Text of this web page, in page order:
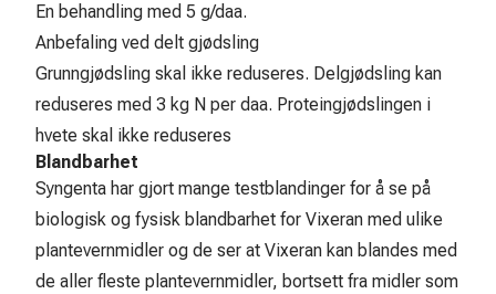
En behandling med 5 g/daa.
Anbefaling ved delt gjødsling
Grunngjødsling skal ikke reduseres. Delgjødsling kan
reduseres med 3 kg N per daa. Proteingjødslingen i
hvete skal ikke reduseres
Blandbarhet
Syngenta har gjort mange testblandinger for å se på
biologisk og fysisk blandbarhet for Vixeran med ulike
plantevernmidler og de ser at Vixeran kan blandes med
de aller fleste plantevernmidler, bortsett fra midler som